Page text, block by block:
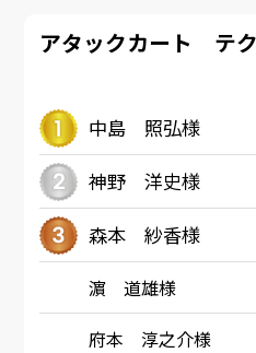
アタックカート テ
中島 照弘様
神野 洋史様
森本 紗香様
濵 道雄様
府本 淳之介様